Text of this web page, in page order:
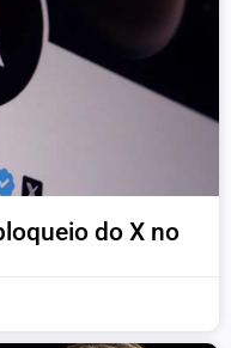
do X no